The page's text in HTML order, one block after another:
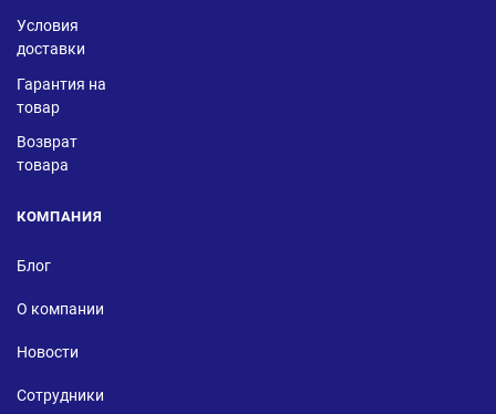
Условия
доставки
Гарантия на
товар
Возврат
товара
КОМПАНИЯ
Блог
О компании
Новости
Сотрудники